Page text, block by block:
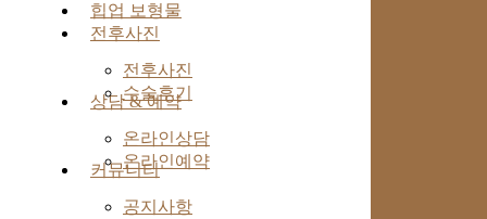
힙업 보형물
전후사진
전후사진
수술후기
상담 & 예약
온라인상담
온라인예약
커뮤니티
공지사항